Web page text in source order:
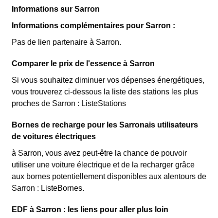
Informations sur Sarron
Informations complémentaires pour Sarron :
Pas de lien partenaire à Sarron.
Comparer le prix de l'essence à Sarron
Si vous souhaitez diminuer vos dépenses énergétiques,
vous trouverez ci-dessous la liste des stations les plus
proches de Sarron : ListeStations
Bornes de recharge pour les Sarronais utilisateurs
de voitures électriques
à Sarron, vous avez peut-être la chance de pouvoir
utiliser une voiture électrique et de la recharger grâce
aux bornes potentiellement disponibles aux alentours de
Sarron : ListeBornes.
EDF à Sarron : les liens pour aller plus loin